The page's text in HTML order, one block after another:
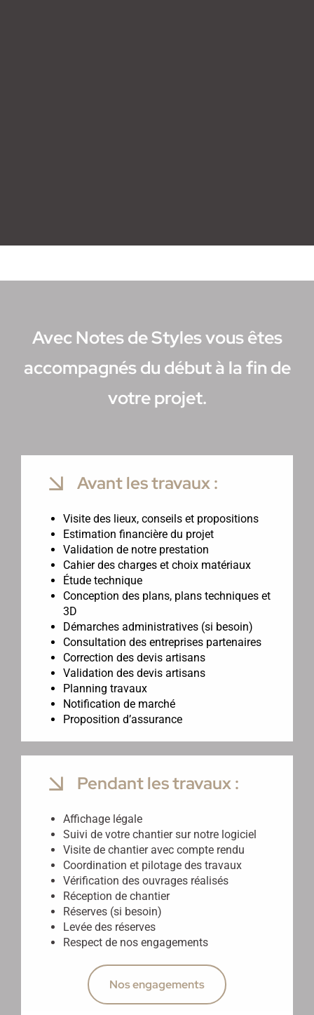
Avec Notes de Styles vous êtes
accompagnés du début à la fin de
votre projet.
Avant les travaux :
Visite des lieux, conseils et propositions
Estimation financière du projet
Validation de notre prestation
Cahier des charges et choix matériaux
Étude technique
Conception des plans, plans techniques et
3D
Démarches administratives (si besoin)
Consultation des entreprises partenaires
Correction des devis artisans
Validation des devis artisans
Planning travaux
Notification de marché
Proposition d’assurance
Pendant les travaux :
Affichage légale
Suivi de votre chantier sur notre logiciel
Visite de chantier avec compte rendu
Coordination et pilotage des travaux
Vérification des ouvrages réalisés
Réception de chantier
Réserves (si besoin)
Levée des réserves
Respect de nos engagements
Nos engagements